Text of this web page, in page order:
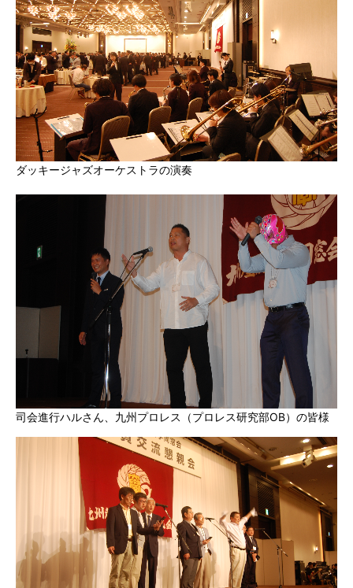
ダッキージャズオーケストラの演奏
司会進行ハルさん、九州プロレス（プロレス研究部OB）の皆様